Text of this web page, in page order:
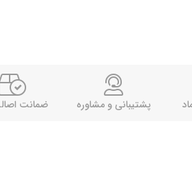
مصرف بعد
پشتیبانی و مشاوره ضمانت